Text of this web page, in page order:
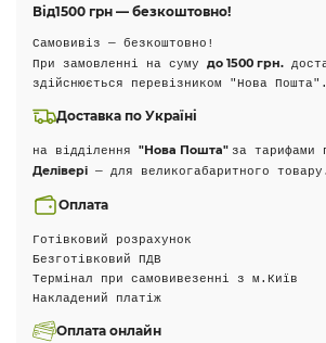
Від1500 грн — безкоштовно!
Самовивіз — безкоштовно!
При замовленні на суму до 1500 грн.
здійснюється перевізником "Нова Пошта".
Доставка по Україні
на відділення "Нова Пошта" за тарифами
Делівері — для великогабаритного товару.
Оплата
Готівковий розрахунок
Безготівковий ПДВ
Термінал при самовивезенні з м.Київ
Накладений платіж
Оплата онлайн